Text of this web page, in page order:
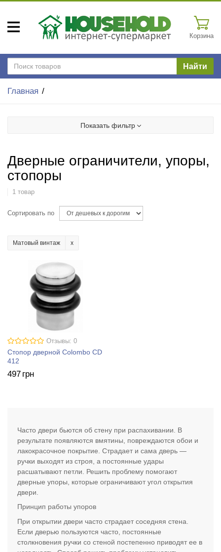
Корзина
Найти
Главная
Показать фильтр
Дверные ограничители, упоры,
стопоры
1 товар
Сортировать по
Матовый винтаж
Отзывы: 0
Стопор дверной Colombo CD
412
497 грн
Часто двери бьются об стену при распахивании. В
результате появляются вмятины, повреждаются обои и
лакокрасочное покрытие. Страдает и сама дверь —
ручки выходят из строя, а постоянные удары
расшатывают петли. Решить проблему помогают
дверные упоры, которые ограничивают угол открытия
двери.
Принцип работы упоров
При открытии двери часто страдает соседняя стена.
Если дверью пользуются часто, постоянные
столкновения ручки со стеной постепенно приводят ее в